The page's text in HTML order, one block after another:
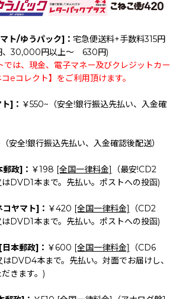
ト/ゆうパック]： 宅急便送料+手数料315円
、30,000円以上～ 630円)
では、現金、電子マネー及びクレジットカー
eコレクト】をご利用頂けます。
]： ￥550~（安全!銀行振込先払い、入金確
安全!銀行振込先払い、入金確認後配送）
政]： ￥198 [全国一律料金]
（最安!CD2
DVD1本まで。先払い。ポストへの投函)
ヤマト]： ￥420 [全国一律料金]
（CD2
DVD1本まで。先払い。ポストへの投函)
本郵政]： ￥600 [全国一律料金]
（CD6
DVD4本まで。先払い。対面でお届けし、
きます。)